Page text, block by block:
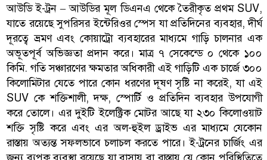
আউডি ই-ট্রন – আউডির মূল ডিএনএ থেকে তৈরীকৃত প্রথম SUV,
যাতে রয়েছে সুপরিসর ইন্টেরিওর স্পেস যা প্রতিদিনের ব্যবহার, দীর্ঘ
দূরত্বে ভ্রমণ এবং কোয়াট্রো ব্যবহারের মাধ্যমে গাড়ি চালনার এক
অভূতপূর্ব অভিজ্ঞতা প্রদান করে। মাত্র ৭ সেকেন্ডে ০ থেকে ১০০
কিমি. গতি সঞ্চারণের ক্ষমতার অধিকারী এই গাড়িটি এক চার্জে ৩০০
কিলোমিটার যেতে পারে কোন ধরণের দূষণ সৃষ্টি না করেই, যা এই
SUV কে শক্তিশালী, দক্ষ, স্পোর্টি ও প্রতিদিন ব্যবহার উপযোগী
করে তোলে। এর দুইটি ইলেক্ট্রিক মোটর আছে যা ২৩০ কিলোওয়াট
শক্তি সৃষ্টি করে এবং এর অল-হুইল ড্রাইভ এর মাধ্যমে যেকোন
রাস্তায় অত্যন্ত সফলভাবে চলাচল করতে পারে। ই-ট্রনের চার্জিং এর